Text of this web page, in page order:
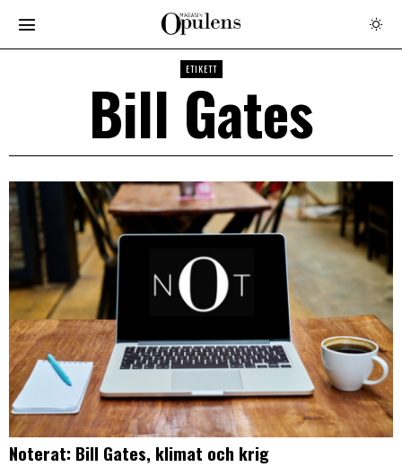
ETIKETT
Bill Gates
Noterat: Bill Gates, klimat och krig